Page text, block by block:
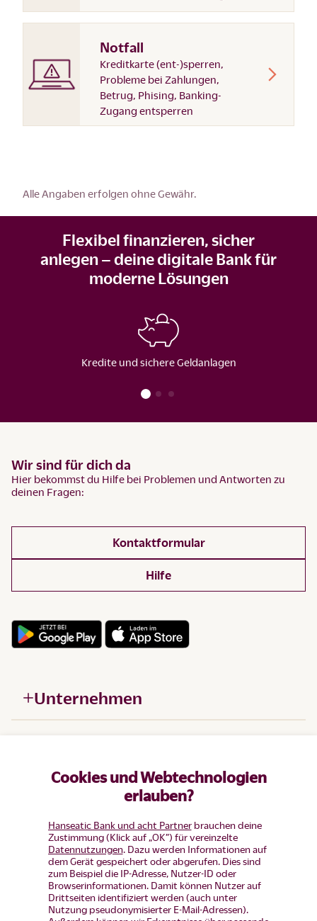
Cookies und Webtechnologien
erlauben?
Hanseatic Bank und acht Partnerbrauchen deine
Zustimmung (Klick auf „OK”) für vereinzelte
Datennutzungen. Dazu werden Informationen auf
dem Gerät gespeichert oder abgerufen. Dies sind
zum Beispiel die IP-Adresse, Nutzer-ID oder
Browserinformationen. Damit können Nutzer auf
Drittseiten identifiziert werden (auch unter
Nutzung pseudonymisierter E-Mail-Adressen).
Notfall
Kreditkarte (ent-)sperren,
Probleme bei Zahlungen,
Betrug, Phising, Banking-
Zugang entsperren
Alle Angaben erfolgen ohne Gewähr.
Flexibel finanzieren, sicher
anlegen – deine digitale Bank für
moderne Lösungen
Kredite und sichere Geldanlagen
Wir sind für dich da
Hier bekommst du Hilfe bei Problemen und Antworten zu
deinen Fragen:
Kontaktformular
Hilfe
Unternehmen
Produkte